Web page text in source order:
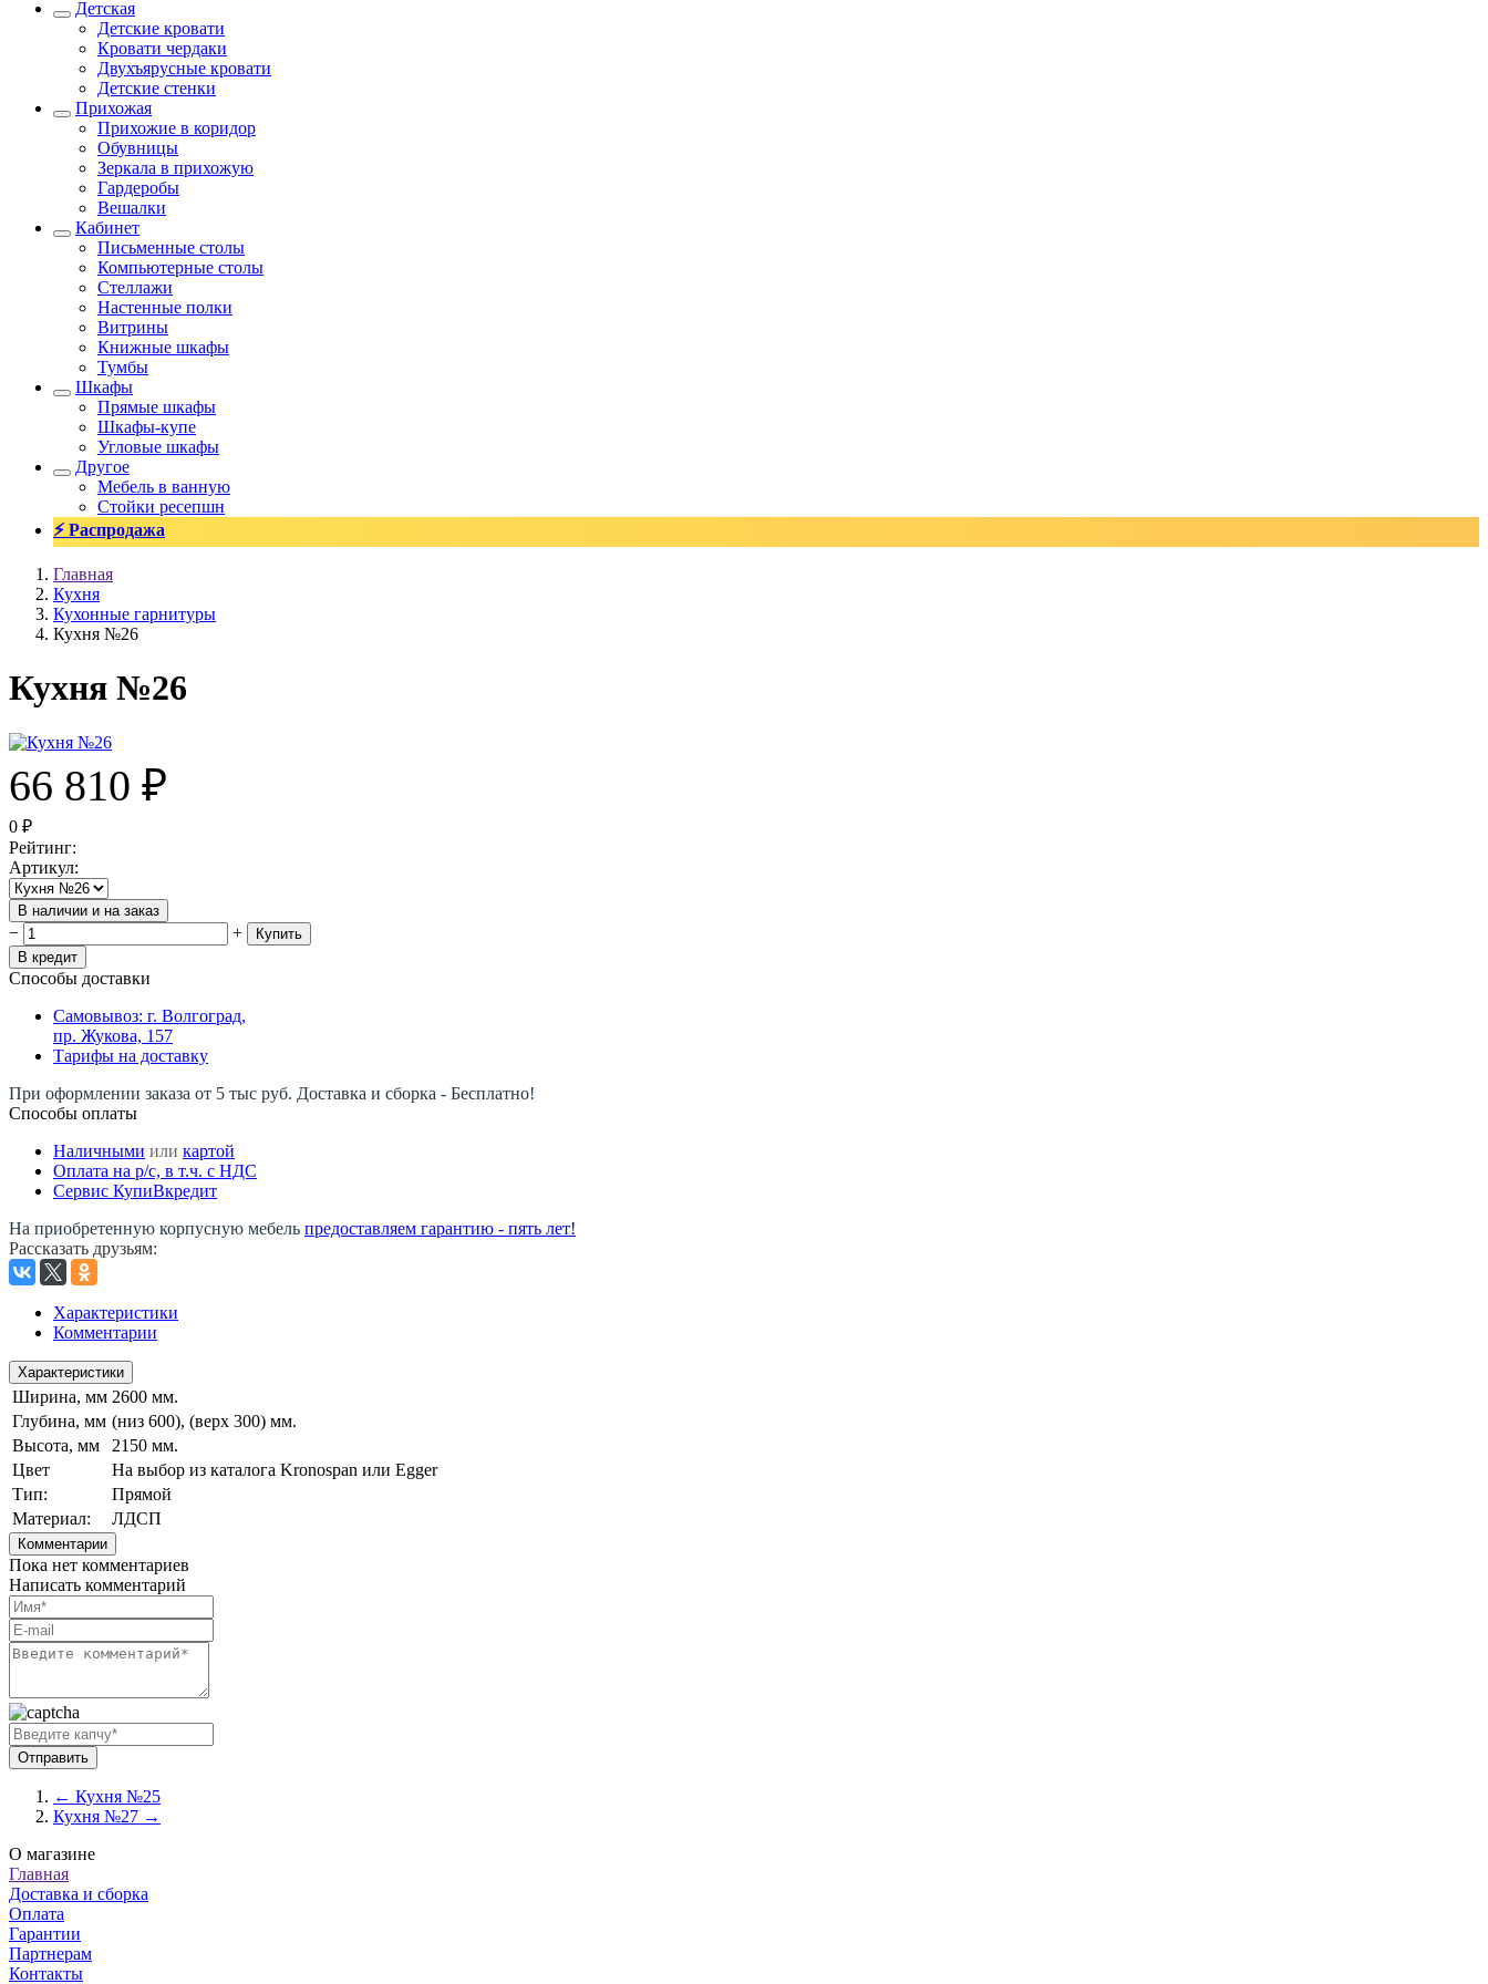
Детская
Детские кровати
Кровати чердаки
Двухъярусные кровати
Детские стенки
Прихожая
Прихожие в коридор
Обувницы
Зеркала в прихожую
Гардеробы
Вешалки
Кабинет
Письменные столы
Компьютерные столы
Стеллажи
Настенные полки
Витрины
Книжные шкафы
Тумбы
Шкафы
Прямые шкафы
Шкафы-купе
Угловые шкафы
Другое
Мебель в ванную
Стойки ресепшн
⚡ Распродажа
Главная
Кухня
Кухонные гарнитуры
Кухня №26
Кухня №26
66 810 ₽
0 ₽
Рейтинг:
Артикул:
В наличии и на заказ
− +
Купить
В кредит
Способы доставки
Самовывоз: г. Волгоград,
пр. Жукова, 157
Тарифы на доставку
При оформлении заказа от 5 тыс руб. Доставка и сборка - Бесплатно!
Способы оплаты
Наличными или картой
Оплата на р/c, в т.ч. с НДС
Сервис КупиВкредит
На приобретенную корпусную мебель предоставляем гарантию - пять лет!
Рассказать друзьям:
Характеристики
Комментарии
Характеристики
Ширина, мм 2600 мм.
Глубина, мм (низ 600), (верх 300) мм.
Высота, мм
2150 мм.
Цвет
На выбор из каталога Kronospan или Egger
Тип:
Прямой
Материал:
ЛДСП
Комментарии
Пока нет комментариев
Написать комментарий
← Кухня №25
Кухня №27 →
О магазине
Главная
Доставка и сборка
Оплата
Гарантии
Партнерам
Контакты